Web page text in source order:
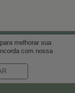
melhorar sua
com nossa